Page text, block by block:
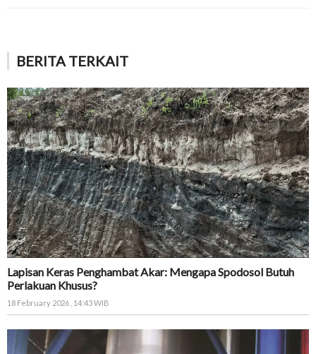
BERITA TERKAIT
Lapisan Keras Penghambat Akar: Mengapa Spodosol Butuh
Perlakuan Khusus?
18 February 2026 , 14:43 WIB